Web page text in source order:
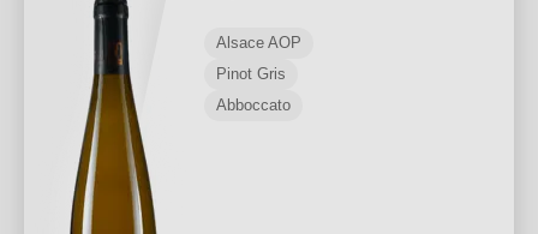
Alsace AOP
Pinot Gris
Abboccato